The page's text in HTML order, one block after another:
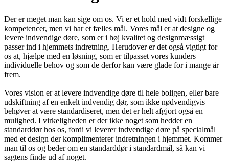
Der er meget man kan sige om os. Vi er et hold med vidt forskellige
kompetencer, men vi har et fælles mål. Vores mål er at designe og
levere indvendige døre, som er i høj kvalitet og designmæssigt
passer ind i hjemmets indretning. Herudover er det også vigtigt for
os at, hjælpe med en løsning, som er tilpasset vores kunders
individuelle behov og som de derfor kan være glade for i mange år
frem.
Vores vision er at levere indvendige døre til hele boligen, eller bare
udskiftning af en enkelt indvendig dør, som ikke nødvendigvis
behøver at være standardiseret, men det er helt afgjort også en
mulighed. I virkeligheden er der ikke noget som hedder en
standarddør hos os, fordi vi leverer indvendige døre på specialmål
med et design der komplimenterer indretningen i hjemmet. Kommer
man til os og beder om en standarddør i standardmål, så kan vi
sagtens finde ud af noget.